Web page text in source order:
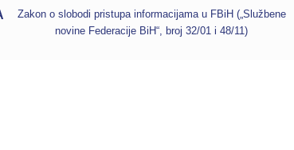
Zakon o slobodi pristupa informacijama u FBiH („Službene
novine Federacije BiH“, broj 32/01 i 48/11)